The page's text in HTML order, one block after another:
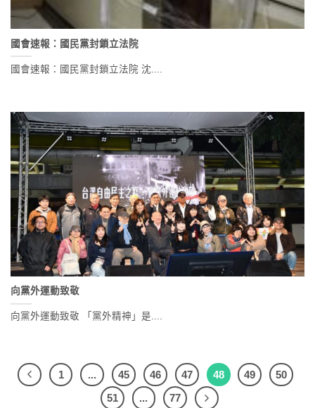
國會速報：國民黨封鎖立法院
國會速報：國民黨封鎖立法院 沈....
向黨外運動致敬
向黨外運動致敬 「黨外精神」是....
1 ... 45 46 47 48 49
50
51
... 77